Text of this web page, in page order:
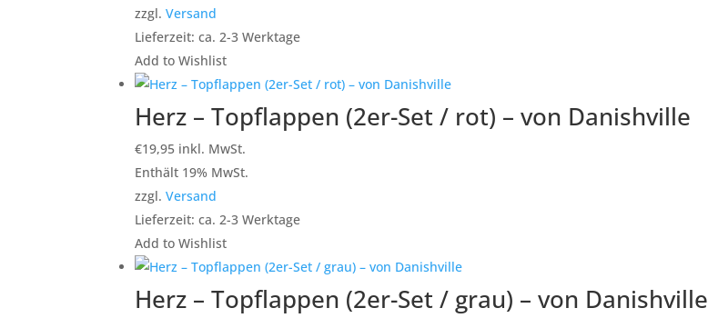
zzgl.Versand
Lieferzeit: ca. 2-3 Werktage
Add to Wishlist
Herz – Topflappen (2er-Set / rot) – von Danishville
€19,95 inkl. MwSt.
Enthält 19% MwSt.
zzgl.Versand
Lieferzeit: ca. 2-3 Werktage
Add to Wishlist
Herz – Topflappen (2er-Set / grau) – von Danishville